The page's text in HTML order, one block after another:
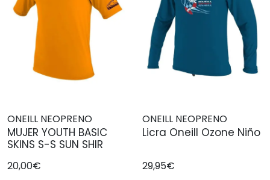
ONEILL NEOPRENO
MUJER YOUTH BASIC
SKINS S-S SUN SHIR
20,00€
ONEILL NEOPRENO
Licra Oneill Ozone Niño
29,95€